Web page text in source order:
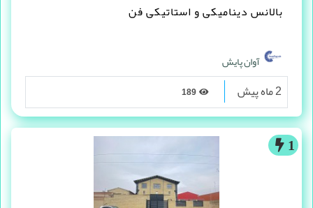
بالانس دینامیکی و استاتیکی فن
آوان پایش
2 ماه پیش
1